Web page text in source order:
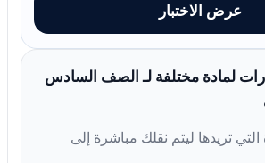
عرض الاختبار
لمادة مختلفة لـ الصف السادس
تريدها ليتم نقلك مباشرة إلى